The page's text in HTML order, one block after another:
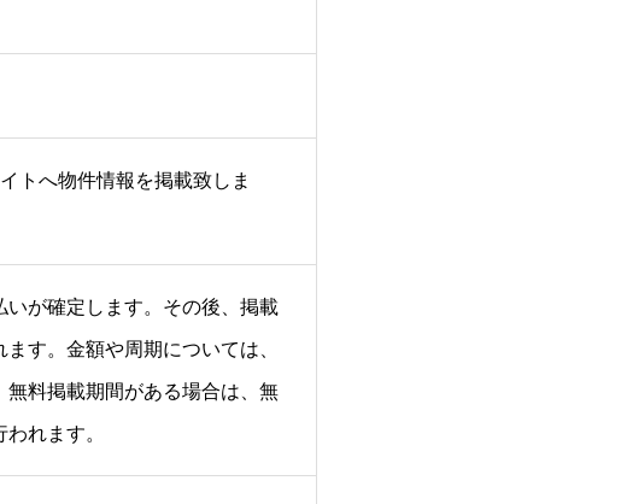
トへ物件情報を掲載致しま
が確定します。その後、掲載
す。金額や周期については、
料掲載期間がある場合は、無
れます。